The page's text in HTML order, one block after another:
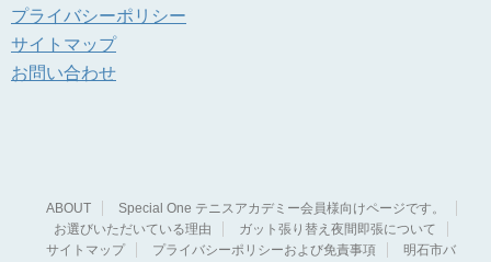
プライバシーポリシー
サイトマップ
お問い合わせ
ABOUT
Special One テニスアカデミー会員様向けページです。
お選びいただいている理由
ガット張り替え夜間即張について
サイトマップ
プライバシーポリシーおよび免責事項 明石市バ